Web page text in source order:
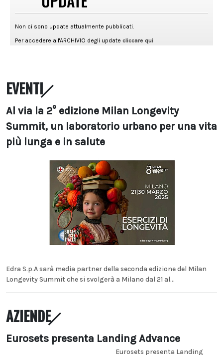
EVENTI
Al via la 2° edizione Milan Longevity
Summit, un laboratorio urbano per una vita
più lunga e in salute
Edra S.p.A sarà media partner della seconda edizione del Milan
Longevity Summit che si svolgerà a Milano dal 21 al...
AZIENDE
Eurosets presenta Landing Advance
Eurosets presenta Landing